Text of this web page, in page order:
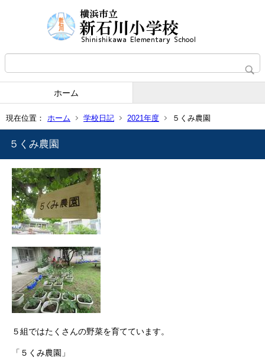
ホーム
現在位置： ホーム 学校日記 2021年度 ５くみ農園
５くみ農園
５組ではたくさんの野菜を育てています。
「５くみ農園」